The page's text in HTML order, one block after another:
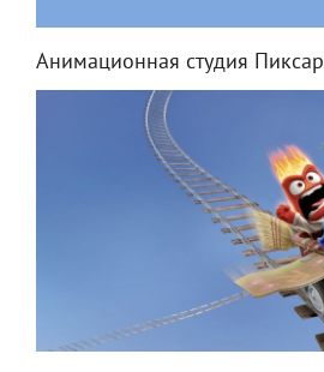
Анимационная студия Пиксар